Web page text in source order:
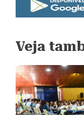
Veja